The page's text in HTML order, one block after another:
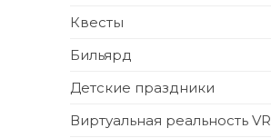
Квесты
Бильярд
Детские праздники
Виртуальная реальность VR